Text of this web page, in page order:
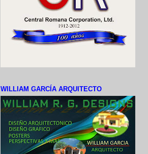
WILLIAM GARCÍA ARQUITECTO